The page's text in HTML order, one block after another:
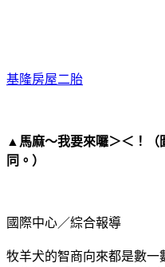
基隆房屋二胎
▲馬麻～我要來囉＞＜！（
同。）
國際中心／綜合報導
牧羊犬的智商向來都是數